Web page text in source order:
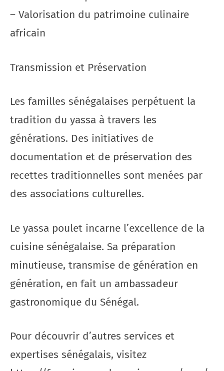
– Valorisation du patrimoine culinaire
africain
Transmission et Préservation
Les familles sénégalaises perpétuent la
tradition du yassa à travers les
générations. Des initiatives de
documentation et de préservation des
recettes traditionnelles sont menées par
des associations culturelles.
Le yassa poulet incarne l’excellence de la
cuisine sénégalaise. Sa préparation
minutieuse, transmise de génération en
génération, en fait un ambassadeur
gastronomique du Sénégal.
Pour découvrir d’autres services et
expertises sénégalais, visitez